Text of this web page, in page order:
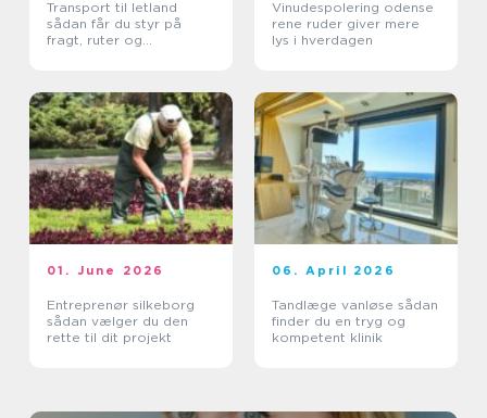
Transport til letland
sådan får du styr på
fragt, ruter og
Vinudespolering odense
rene ruder giver mere
lys i hverdagen
01. June 2026
Entreprenør silkeborg
sådan vælger du den
rette til dit projekt
06. April 2026
Tandlæge vanløse sådan
finder du en tryg og
kompetent klinik